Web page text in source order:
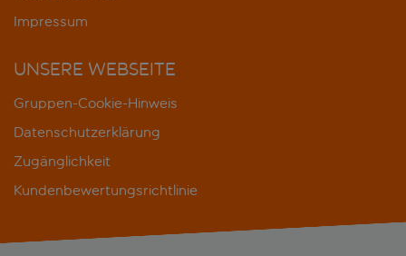
Impressum
UNSERE WEBSEITE
Gruppen-Cookie-Hinweis
Datenschutzerklärung
Zugänglichkeit
Kundenbewertungsrichtlinie